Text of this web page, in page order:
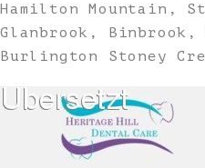
Hamilton Mountain,
Glanbrook, Binbrook,
Burlington Stoney